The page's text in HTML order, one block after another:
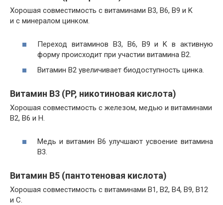
Хорошая совместимость с витаминами B3, B6, B9 и K
и с минералом цинком.
Переход витаминов B3, B6, B9 и K в активную
форму происходит при участии витамина В2.
Витамин В2 увеличивает биодоступность цинка.
Витамин В3 (PP, никотиновая кислота)
Хорошая совместимость с железом, медью и витаминами
В2, В6 и H.
Медь и витамин В6 улучшают усвоение витамина
В3.
Витамин В5 (пантотеновая кислота)
Хорошая совместимость с витаминами В1, В2, В4, В9, B12
и C.